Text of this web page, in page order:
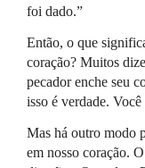
foi dado.”
Então, o que
coração? Muitos
pecador enche seu
isso é verdade.
Mas há outro modo
em nosso coração.